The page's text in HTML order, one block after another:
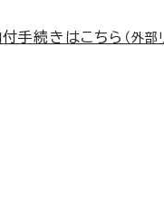
手続きはこちら （外部